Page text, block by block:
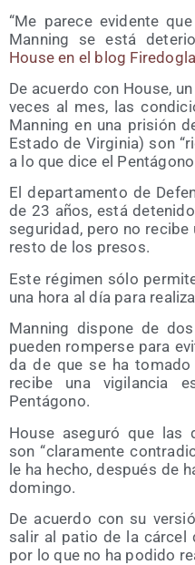
“Me pare­ce evi­den­te
Man­ning se está
Hou­se en el blog
De acuer­do con Hou­se,
veces al mes, las
Man­ning en una pri­sión
Esta­do de Vir­gi­nia) son
a lo que dice el
El depar­ta­men­to de
de 23 años, está
segu­ri­dad, pero no
res­to de los presos.
Este régi­men sólo
una hora al día para
Man­ning dis­po­ne de
pue­den rom­per­se para
da de que se ha toma­do
reci­be una vigi­lan­cia
Pentágono.
Hou­se ase­gu­ró que las
son “cla­ra­men­te
le ha hecho, des­pués de
domingo.
De acuer­do con su
salir al patio de la cár­cel
por lo que no ha podi­do